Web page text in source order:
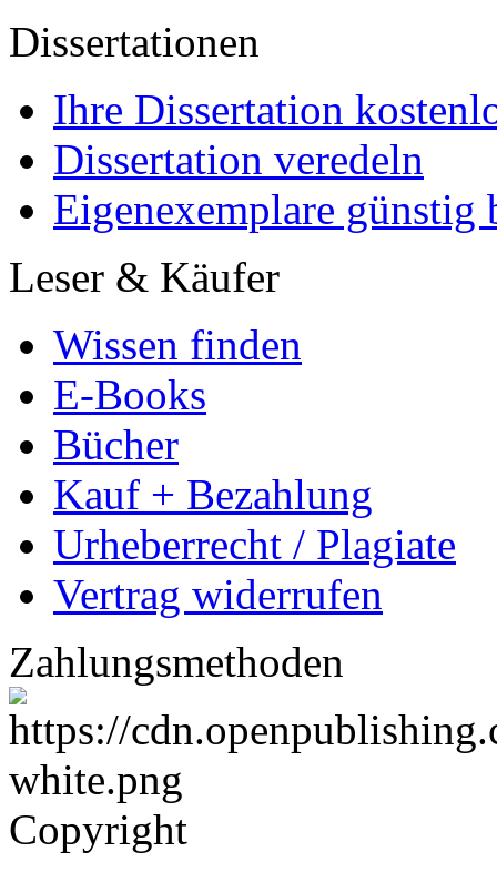
Dissertationen
Ihre Dissertation
Dissertation veredeln
Eigenexemplare günstig
Leser & Käufer
Wissen finden
E-Books
Bücher
Kauf + Bezahlung
Urheberrecht / Plagiate
Vertrag widerrufen
Zahlungsmethoden
Copyright